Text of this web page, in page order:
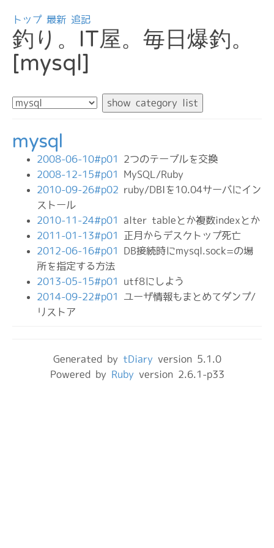
トップ 最新 追記
釣り。IT屋。毎日爆釣。
[mysql]
mysql
2008-06-10#p01 2つのテーブルを交換
2008-12-15#p01
MySQL/Ruby
2010-09-26#p02 ruby/DBIを10.04サーバにイン
ストール
2010-11-24#p01 alter tableとか複数indexとか
2011-01-13#p01
正月からデスクトップ死亡
2012-06-16#p01 DB接続時にmysql.sock=の場
所を指定する方法
2013-05-15#p01 utf8にしよう
2014-09-22#p01
ユーザ情報もまとめてダンプ/
リストア
Generated by tDiary version 5.1.0
Powered by Ruby version 2.6.1-p33